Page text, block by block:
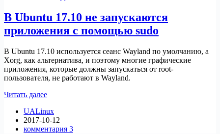
В Ubuntu 17.10 не запускаются
приложения с помощью sudo
В Ubuntu 17.10 используется сеанс Wayland по умолчанию, а
Xorg, как альтернатива, и поэтому многие графические
приложения, которые должны запускаться от root-
пользователя, не работают в Wayland.
Читать далееВ
17.10
не
запускаются
UALinux
2017-10-12
комментария 3